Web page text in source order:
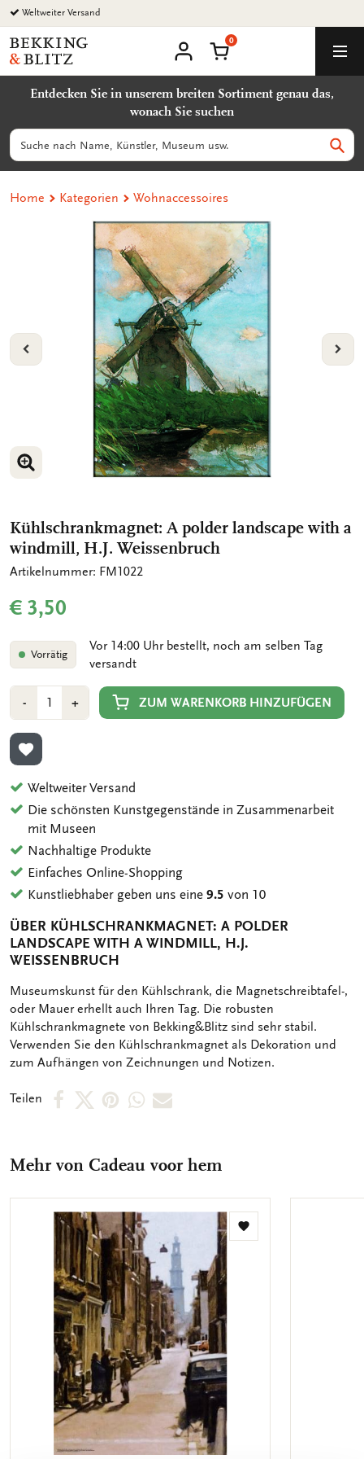
Zurück
zum
Inhalt
Bekking
&
Uitgevers
Warenkorb
0
Entdecken Sie in unserem breiten Sortiment genau das,
wonach Sie suchen
Suchen
Home Kategorien Wohnaccessoires
VORIGE
BILD VERGRÖSSERN
BILD VERGRÖSSERN
Kühlschrankmagnet: A polder landscape with a
windmill, H.J. Weissenbruch
Artikelnummer: FM1022
€ 3,50
Vorrätig
Vor 14:00 Uhr bestellt, noch am selben Tag
versandt
-Min
1
Anzahl
+Plus
1
ZUM WARENKORB HINZUFÜGEN
ZUR WUNSCHLISTE HINZUFÜGEN
Weltweiter Versand
Die schönsten Kunstgegenstände in Zusammenarbeit
mit Museen
Nachhaltige Produkte
Einfaches Online-Shopping
Kunstliebhaber geben uns eine9.5 von 10
ÜBER KÜHLSCHRANKMAGNET: A POLDER
LANDSCAPE WITH A WINDMILL, H.J.
WEISSENBRUCH
OMSCHRIJVING
Museumskunst für den Kühlschrank, die Magnetschreibtafel-,
oder Mauer erhellt auch Ihren Tag. Die robusten
Kühlschrankmagnete von Bekking&Blitz sind sehr stabil.
Verwenden Sie den Kühlschrankmagnet als Dekoration und
zum Aufhängen von Zeichnungen und Notizen.
Teilen
Per Per Per PerPer
teilen
Mehr von Cadeau voor hem
Zur